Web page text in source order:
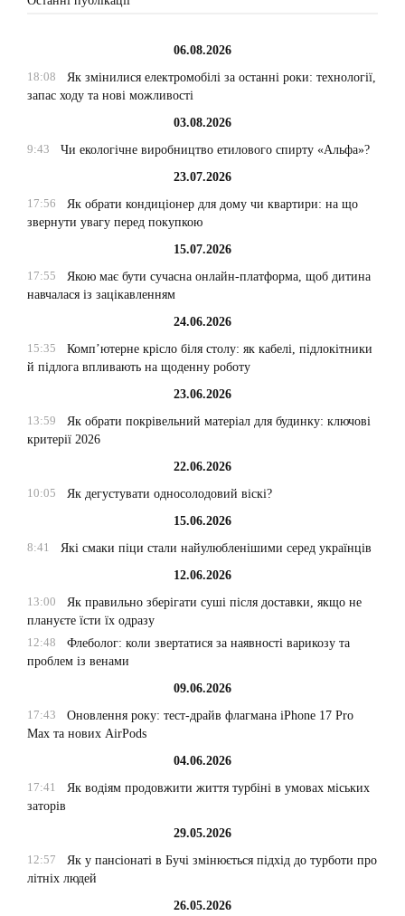
06.08.2026
18:08
Як змінилися електромобілі за останні роки: технології,
запас ходу та нові можливості
03.08.2026
9:43
Чи екологічне виробництво етилового спирту «Альфа»?
23.07.2026
17:56
Як обрати кондиціонер для дому чи квартири: на що
звернути увагу перед покупкою
15.07.2026
17:55
Якою має бути сучасна онлайн-платформа, щоб дитина
навчалася із зацікавленням
24.06.2026
15:35
Комп’ютерне крісло біля столу: як кабелі, підлокітники
й підлога впливають на щоденну роботу
23.06.2026
13:59
Як обрати покрівельний матеріал для будинку: ключові
критерії 2026
22.06.2026
10:05
Як дегустувати односолодовий віскі?
15.06.2026
8:41
Які смаки піци стали найулюбленішими серед українців
12.06.2026
13:00
Як правильно зберігати суші після доставки, якщо не
плануєте їсти їх одразу
12:48
Флеболог: коли звертатися за наявності варикозу та
проблем із венами
09.06.2026
17:43
Оновлення року: тест-драйв флагмана iPhone 17 Pro
Max та нових AirPods
04.06.2026
17:41
Як водіям продовжити життя турбіні в умовах міських
заторів
29.05.2026
12:57
Як у пансіонаті в Бучі змінюється підхід до турботи про
літніх людей
26.05.2026